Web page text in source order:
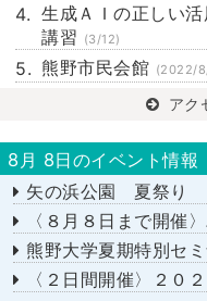
生成ＡＩの正しい
講習 (3/12)
熊野市民会館 (2022/
アク
8月 8日のイベント情報
矢の浜公園 夏祭り
〈８月８日まで開催
熊野大学夏期特別セミナー「
〈２日間開催〉２０